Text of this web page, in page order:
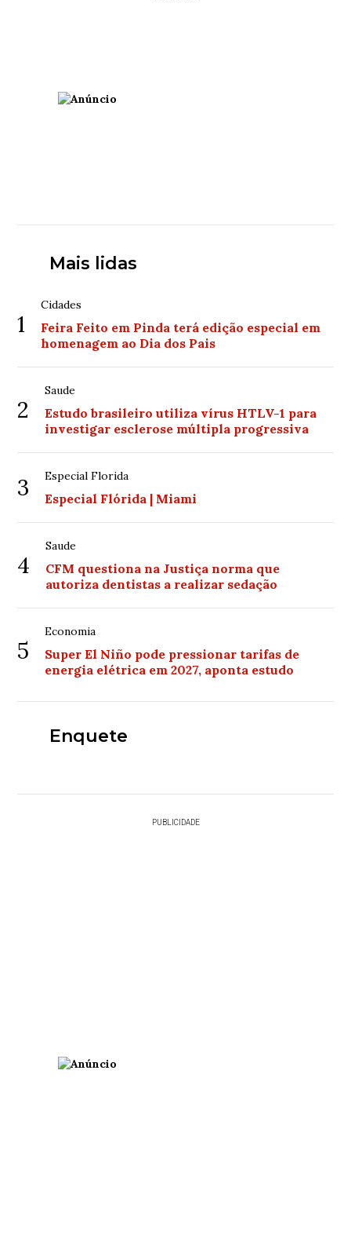
Mais lidas
1
Cidades
Feira Feito em Pinda terá edição especial em
homenagem ao Dia dos Pais
2
Saude
Estudo brasileiro utiliza vírus HTLV-1 para
investigar esclerose múltipla progressiva
3 Especial Florida
Especial Flórida | Miami
4
Saude
CFM questiona na Justiça norma que
autoriza dentistas a realizar sedação
5
Economia
Super El Niño pode pressionar tarifas de
energia elétrica em 2027, aponta estudo
Enquete
PUBLICIDADE